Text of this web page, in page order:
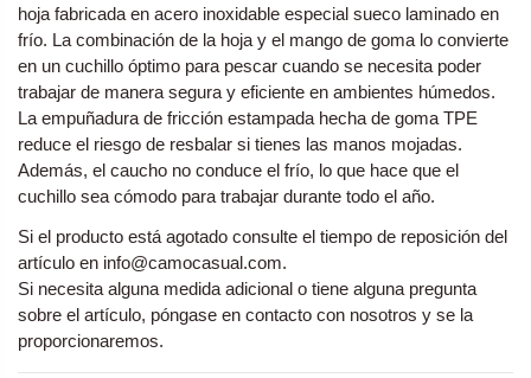
hoja fabricada en acero inoxidable especial sueco laminado en
frío. La combinación de la hoja y el mango de goma lo convierte
en un cuchillo óptimo para pescar cuando se necesita poder
trabajar de manera segura y eficiente en ambientes húmedos.
La empuñadura de fricción estampada hecha de goma TPE
reduce el riesgo de resbalar si tienes las manos mojadas.
Además, el caucho no conduce el frío, lo que hace que el
cuchillo sea cómodo para trabajar durante todo el año.
Si el producto está agotado consulte el tiempo de reposición del
artículo en info@camocasual.com.
Si necesita alguna medida adicional o tiene alguna pregunta
sobre el artículo, póngase en contacto con nosotros y se la
proporcionaremos.